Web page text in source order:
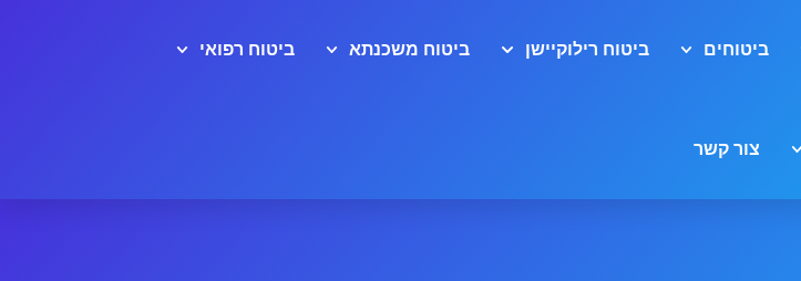
ביטוחים ביטוח רילוקיישן ביטוח משכנתא ביטוח רפואי
צור קשר